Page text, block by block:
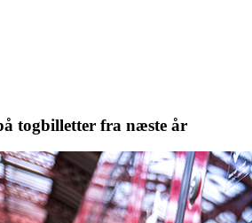
togbilletter fra næste år